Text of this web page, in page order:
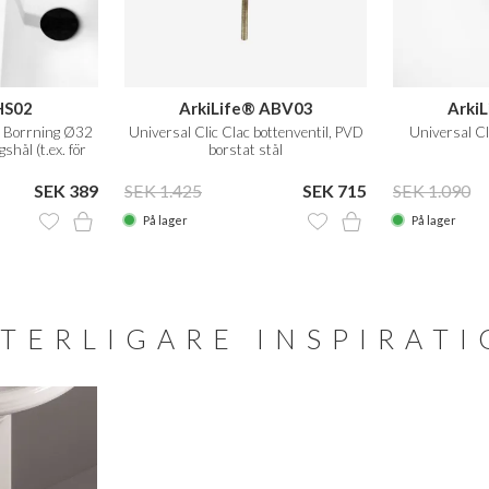
Borrning Ø32
(t.ex. för
SEK 389
ArkiLife® ABV03
Universal Clic Clac bottenventil, PVD
borstat stål
SEK 1.425 SEK 715
På lager
Universal
SEK 1.090
På lager